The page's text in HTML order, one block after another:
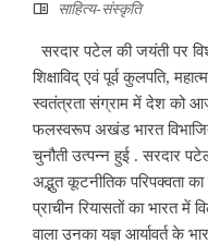
साहित्‍य-संस्कृति
सरदार पटेल की जयंती पर
शिक्षाविद् एवं पूर्व कुलपति,
स्वतंत्रता संग्राम में देश को
फलस्वरूप अखंड भारत
चुनौती उत्पन्न हुई . सरदार
अद्भुत कूटनीतिक परिपक्वता
प्राचीन रियासतों का भारत में
वाला उनका यज्ञ आर्यावर्त के